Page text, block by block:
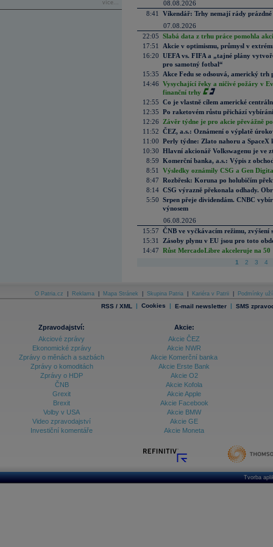
více...
08.08.2026
8:41
Víkendář: Trhy nemají rády prázdné
07.08.2026
22:05 Slabá data z trhu práce pomohla
17:51
Akcie v optimismu, průmysl v
16:20 UEFA vs. FIFA a „tajné plány
pro samotný fotbal“
15:35
Akce Fedu se odsouvá, americký
14:46 Vysychající řeky a ničivé požáry v
finanční trhy
12:55 Co je vlastně cílem americké
12:35 Po raketovém růstu přichází
12:26
Závěr týdne je pro akcie převážně
11:52 ČEZ, a.s.: Oznámení o výplatě
11:00 Perly týdne: Zlato nahoru a SpaceX
10:30 Hlavní akcionář Volkswagenu je ve
8:59 Komerční banka, a.s.: Výpis z
8:51
Výsledky oznámily CSG a Gen
8:47 Rozbřesk: Koruna po holubičím
8:14 CSG výrazně překonala odhady.
5:50 Srpen přeje dividendám. CNBC
výnosem
06.08.2026
15:57 ČNB ve vyčkávacím režimu, zvýšení
15:31
Zásoby plynu v EU jsou pro toto
14:47 Růst MercadoLibre akceleruje na
1 2 3 4
O Patria.cz Reklama Mapa Stránek Skupina Patria Kariéra v Patrii Podmínky
RSS / XML | Cookies | E-mail newsletter | SMS
Zpravodajství:
Akciové zprávy
Ekonomické zprávy
Zprávy o měnách a sazbách
Zprávy o komoditách
Zprávy o HDP
ČNB
Grexit
Brexit
Volby v USA
Video zpravodajství
Investiční komentáře
Akcie:
Akcie ČEZ
Akcie NWR
Akcie Komerční banka
Akcie Erste Bank
Akcie O2
Akcie Kofola
Akcie Apple
Akcie Facebook
Akcie BMW
Akcie GE
Akcie Moneta
Tvorba